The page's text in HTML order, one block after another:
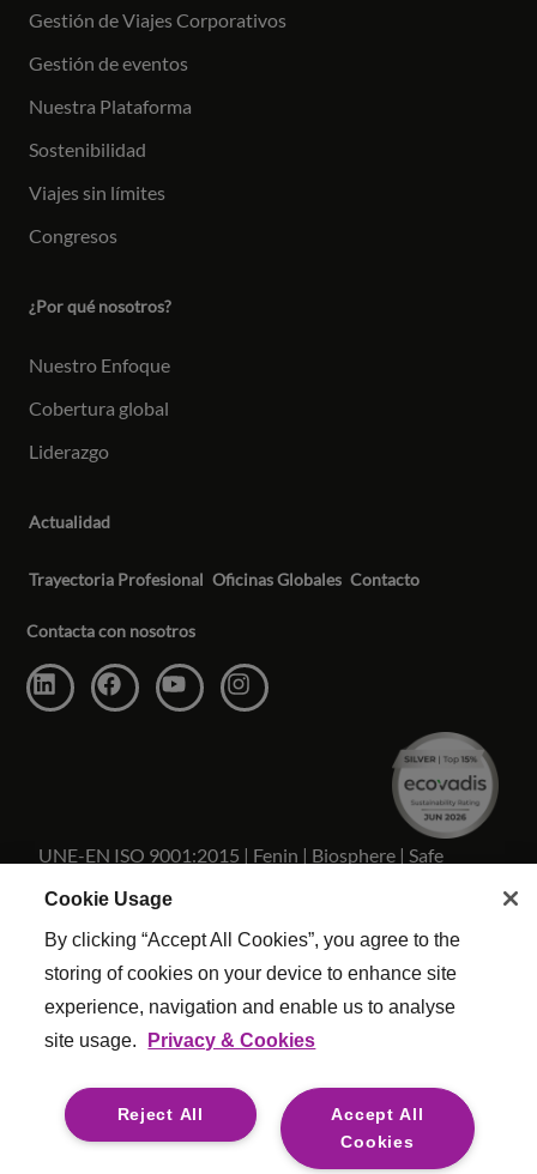
Gestión de Viajes Corporativos
Gestión de eventos
Nuestra Plataforma
Sostenibilidad
Viajes sin límites
Congresos
¿Por qué nosotros?
Nuestro Enfoque
Cobertura global
Liderazgo
Actualidad
Trayectoria Profesional Oficinas Globales Contacto
Contacta con nosotros
UNE-EN ISO 9001:2015 | Fenin | Biosphere | Safe
Travels
reservados.
Términos y condiciones| Configuracion De Cookies
Politica Calidad
Esclavitud moderna| Legal
For media opportunities please contact
Cookie Usage
By clicking “Accept All Cookies”, you agree to the
storing of cookies on your device to enhance site
experience, navigation and enable us to analyse
site usage.
Privacy & Cookies
Accept All
Cookies
Reject All